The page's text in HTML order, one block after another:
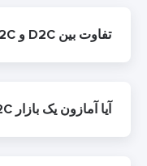
تفاوت بین D2C و B2C چیست؟
آیا آمازون یک بازار D2C است یا B2C؟